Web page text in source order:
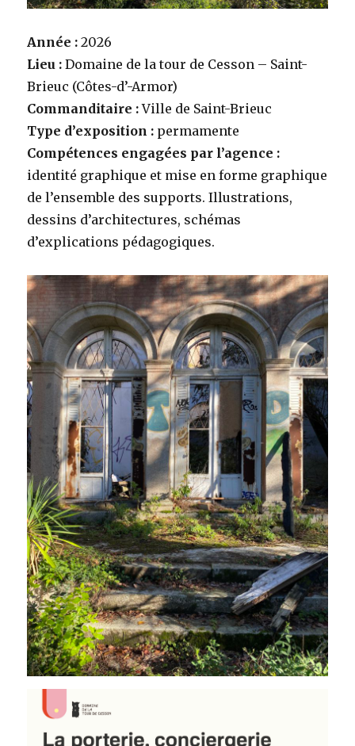
Année :2026
Lieu :Domaine de la tour de Cesson – Saint-
Brieuc (Côtes-d’-Armor)
Commanditaire :Ville de Saint-Brieuc
Type d’exposition : permamente
Compétences engagées par l’agence :
identité graphique et mise en forme graphique
de l’ensemble des supports. Illustrations,
dessins d’architectures, schémas
d’explications pédagogiques.